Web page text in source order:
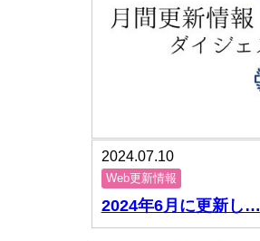
2024.07.10
Web更新情報
2024年6月に更新し…